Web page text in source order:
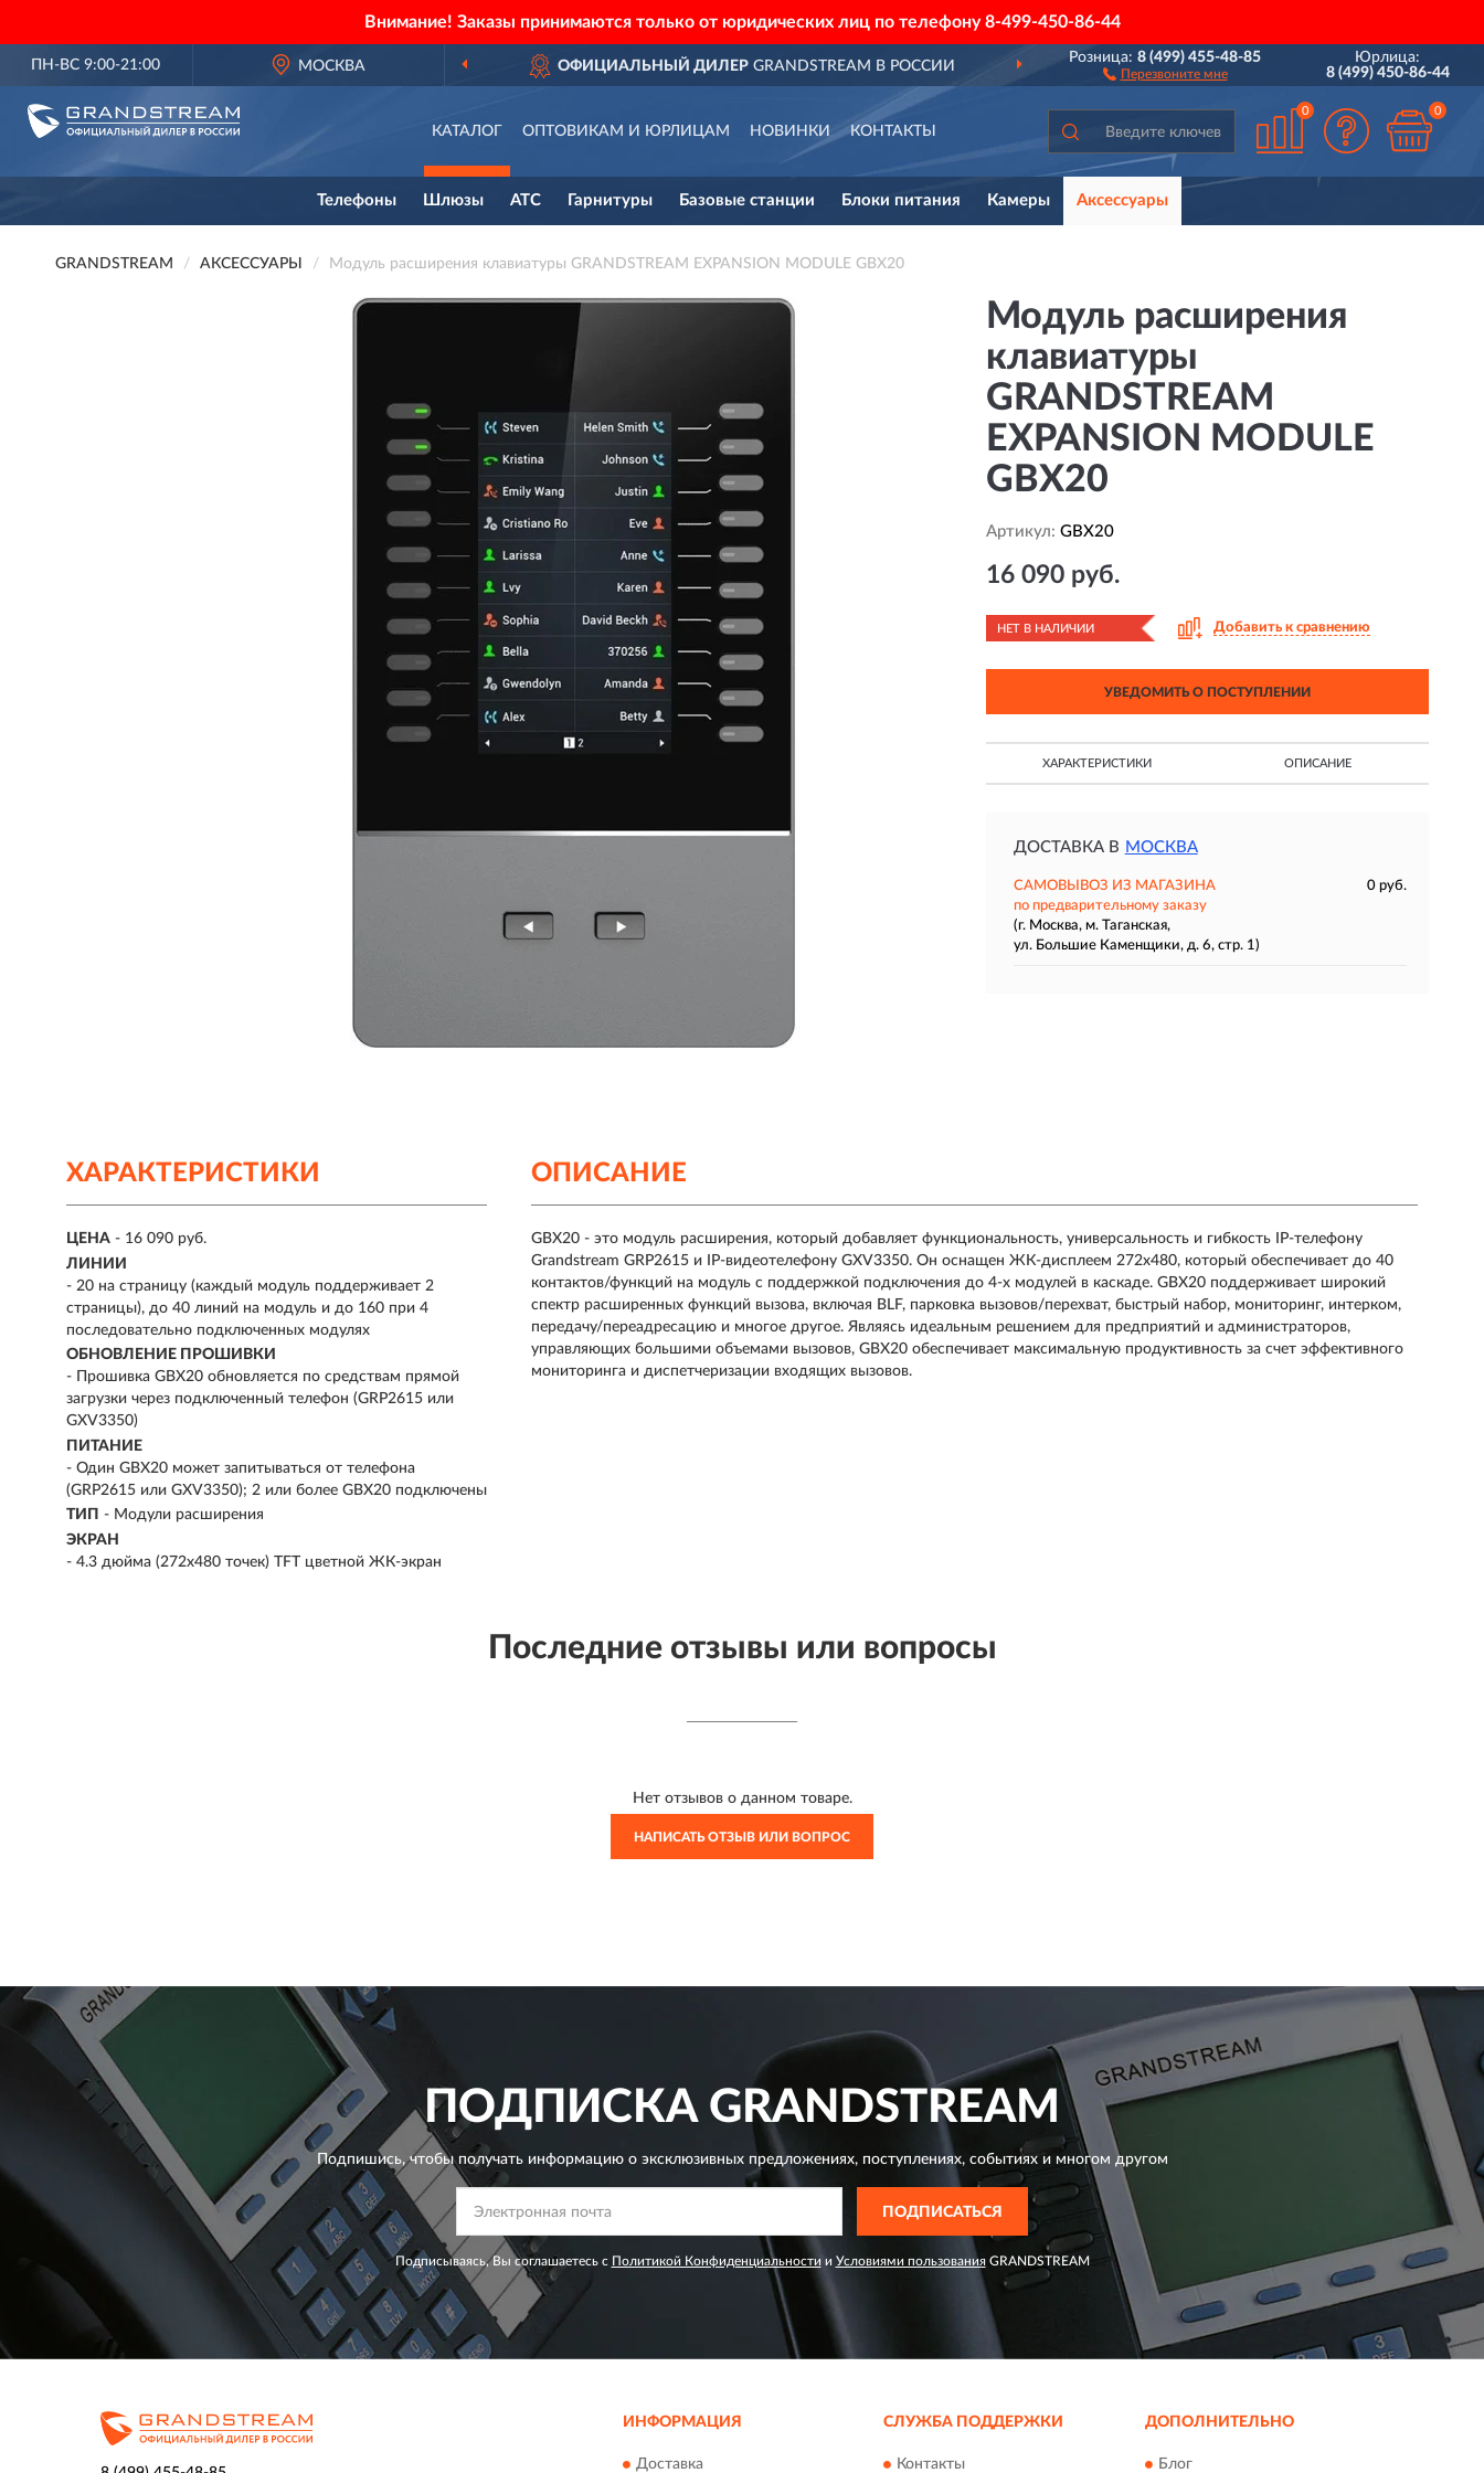
Внимание! Заказы принимаются только от юридических лиц по телефону8-499-450-86-44
ПН-ВС 9:00-21:00 МОСКВА ОФИЦИАЛЬНЫЙ ДИЛЕРGRANDSTREAM В РОССИИ ДОСТАВИМ ПО ВСЕЙ РОССИИ
Розница:8 (499) 455-48-85
Перезвоните мне
Юрлица:
8 (499) 450-86-44
КАТАЛОГ ОПТОВИКАМ И ЮРЛИЦАМ НОВИНКИ КОНТАКТЫ
0 0
Телефоны Шлюзы АТС Гарнитуры Базовые станции Блоки питания Камеры Аксессуары
GRANDSTREAM АКСЕССУАРЫ Модуль расширения клавиатуры GRANDSTREAM EXPANSION MODULE GBX20
Модуль расширения
клавиатуры
GRANDSTREAM
EXPANSION MODULE
GBX20
Артикул: GBX20
16 090 руб.
НЕТ В НАЛИЧИИ Добавить к сравнению
УВЕДОМИТЬ О ПОСТУПЛЕНИИ
ХАРАКТЕРИСТИКИ ОПИСАНИЕ
ДОСТАВКА В МОСКВА
САМОВЫВОЗ ИЗ МАГАЗИНА
0 руб.
по предварительному заказу
(г. Москва, м. Таганская,
ул. Большие Каменщики, д. 6, стр. 1)
ХАРАКТЕРИСТИКИ
ЦЕНА - 16 090 руб.
ЛИНИИ
- 20 на страницу (каждый модуль поддерживает 2
страницы), до 40 линий на модуль и до 160 при 4
последовательно подключенных модулях
ОБНОВЛЕНИЕ ПРОШИВКИ
- Прошивка GBX20 обновляется по средствам прямой
загрузки через подключенный телефон (GRP2615 или
GXV3350)
ПИТАНИЕ
- Один GBX20 может запитываться от телефона
(GRP2615 или GXV3350); 2 или более GBX20 подключены
ТИП - Модули расширения
ЭКРАН
- 4.3 дюйма (272x480 точек) TFT цветной ЖК-экран
ОПИСАНИЕ
GBX20 - это модуль расширения, который добавляет функциональность, универсальность и гибкость IP-телефону
Grandstream GRP2615 и IP-видеотелефону GXV3350. Он оснащен ЖК-дисплеем 272x480, который обеспечивает до 40
контактов/функций на модуль с поддержкой подключения до 4-х модулей в каскаде. GBX20 поддерживает широкий
спектр расширенных функций вызова, включая BLF, парковка вызовов/перехват, быстрый набор, мониторинг, интерком,
передачу/переадресацию и многое другое. Являясь идеальным решением для предприятий и администраторов,
управляющих большими объемами вызовов, GBX20 обеспечивает максимальную продуктивность за счет эффективного
мониторинга и диспетчеризации входящих вызовов.
Последние отзывы или вопросы
Нет отзывов о данном товаре.
НАПИСАТЬ ОТЗЫВ ИЛИ ВОПРОС
ПОДПИСКАGRANDSTREAM
Подпишись, чтобы получать информацию о эксклюзивных предложениях,поступлениях, событиях и многом другом
ПОДПИСАТЬСЯ
Подписываясь, Вы соглашаетесь с Политикой Конфиденциальности и Условиями пользованияGRANDSTREAM
ИНФОРМАЦИЯ
Доставка
СЛУЖБА ПОДДЕРЖКИ
Контакты
ДОПОЛНИТЕЛЬНО
Блог